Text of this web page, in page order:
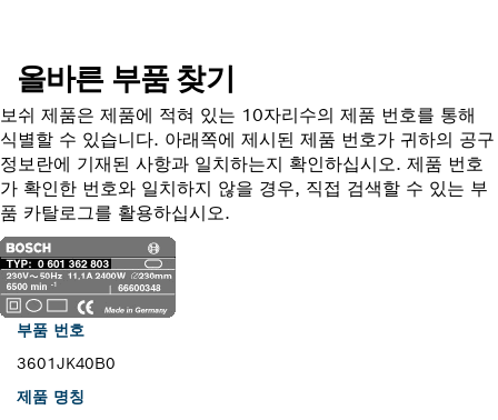
올바른 부품 찾기
보쉬 제품은 제품에 적혀 있는 10자리수의 제품 번호를 통해
식별할 수 있습니다. 아래쪽에 제시된 제품 번호가 귀하의 공구
정보란에 기재된 사항과 일치하는지 확인하십시오. 제품 번호
가 확인한 번호와 일치하지 않을 경우, 직접 검색할 수 있는 부
품 카탈로그를 활용하십시오.
부품 번호
3601JK40B0
제품 명칭